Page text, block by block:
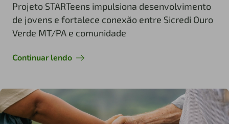
Projeto STARTeens impulsiona desenvolvimento
de jovens e fortalece conexão entre Sicredi Ouro
Verde MT/PA e comunidade
Continuar lendo